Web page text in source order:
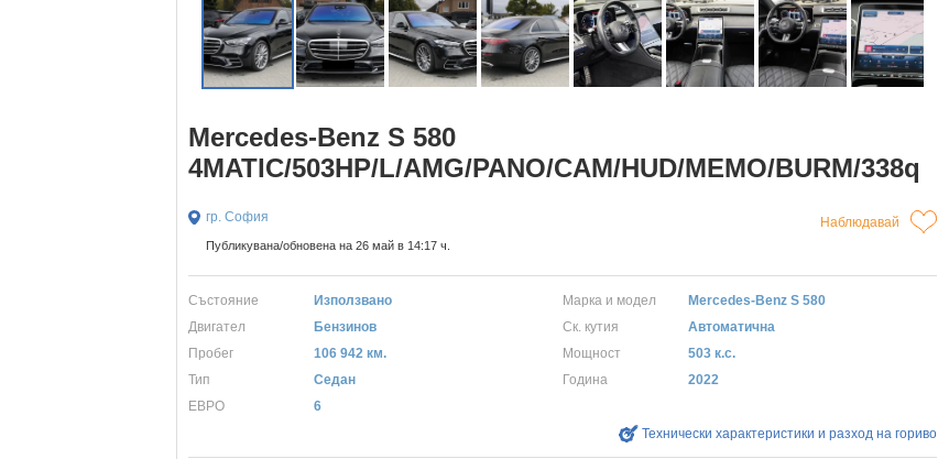
Mercedes-Benz S 580
4MATIC/503HP/L/AMG/PANO/CAM/HUD/MEMO/BURM/338q
гр. София Наблюдавай
Публикувана/обновена на 26 май в 14:17 ч.
Състояние Използвано Марка и модел
Mercedes-Benz S 580
Двигател
Бензинов Ск. кутия
Автоматична
Пробег
106 942 км. Мощност
503 к.с.
Тип
Седан Година
2022
ЕВРО
6
Технически характеристики и разход на гориво